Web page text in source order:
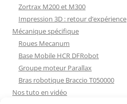
Zortrax M200 et M300
Impression 3D : retour d’expérience
Mécanique spécifique
Roues Mecanum
Base Mobile HCR DFRobot
Groupe moteur Parallax
Bras robotique Braccio T050000
Nos tuto en vidéo